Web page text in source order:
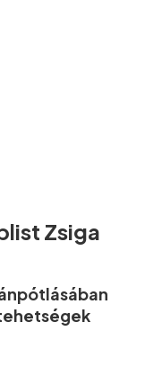
Zsiga